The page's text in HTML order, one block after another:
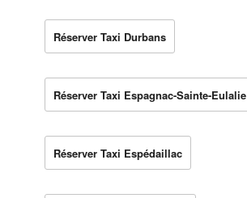
Réserver Taxi Durbans
Réserver Taxi Espagnac-Sainte-Eulalie
Réserver Taxi Espédaillac